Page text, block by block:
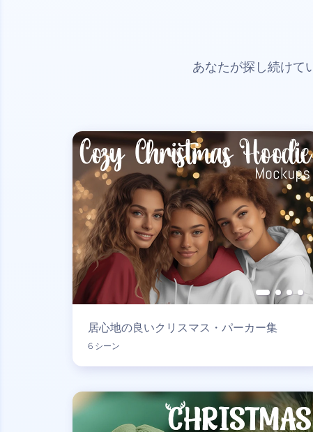
あなたが探し続けて
居心地の良いクリスマス・パーカー集
6 シーン